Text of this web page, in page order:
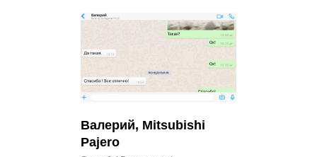
Валерий, Mitsubishi
Pajero